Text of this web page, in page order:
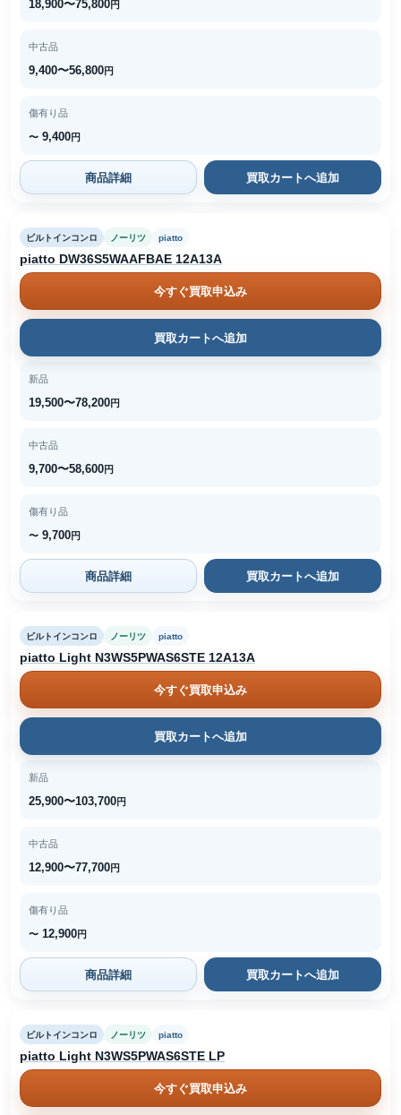
18,900〜75,800円
中古品
9,400〜56,800円
傷有り品
〜 9,400円
商品詳細 買取カートへ追加
ビルトインコンロ ノーリツ piatto
piatto DW36S5WAAFBAE 12A13A
今すぐ買取申込み
買取カートへ追加
新品
19,500〜78,200円
中古品
9,700〜58,600円
傷有り品
〜 9,700円
商品詳細 買取カートへ追加
ビルトインコンロ ノーリツ piatto
piatto Light N3WS5PWAS6STE 12A13A
今すぐ買取申込み
買取カートへ追加
新品
25,900〜103,700円
中古品
12,900〜77,700円
傷有り品
〜 12,900円
商品詳細 買取カートへ追加
ビルトインコンロ ノーリツ piatto
piatto Light N3WS5PWAS6STE LP
今すぐ買取申込み